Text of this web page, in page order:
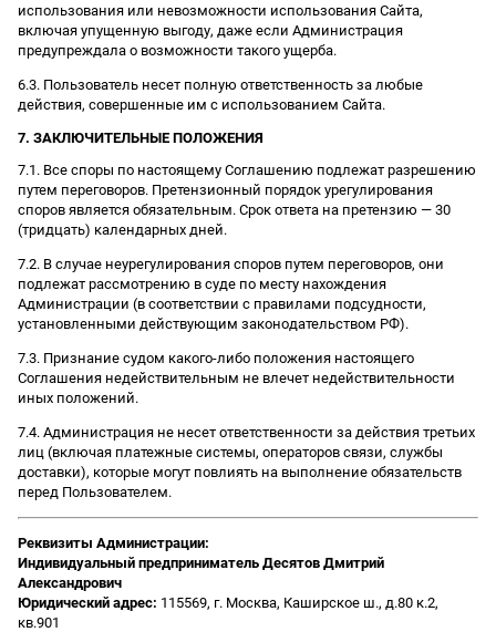
использования или невозможности использования Сайта,
включая упущенную выгоду, даже если Администрация
предупреждала о возможности такого ущерба.
6.3. Пользователь несет полную ответственность за любые
действия, совершенные им с использованием Сайта.
7. ЗАКЛЮЧИТЕЛЬНЫЕ ПОЛОЖЕНИЯ
7.1. Все споры по настоящему Соглашению подлежат разрешению
путем переговоров. Претензионный порядок урегулирования
споров является обязательным. Срок ответа на претензию — 30
(тридцать) календарных дней.
7.2. В случае неурегулирования споров путем переговоров, они
подлежат рассмотрению в суде по месту нахождения
Администрации (в соответствии с правилами подсудности,
установленными действующим законодательством РФ).
7.3. Признание судом какого-либо положения настоящего
Соглашения недействительным не влечет недействительности
иных положений.
7.4. Администрация не несет ответственности за действия третьих
лиц (включая платежные системы, операторов связи, службы
доставки), которые могут повлиять на выполнение обязательств
перед Пользователем.
Реквизиты Администрации:
Индивидуальный предприниматель Десятов Дмитрий
Александрович
Юридический адрес: 115569, г. Москва, Каширское ш., д.80 к.2,
кв.901